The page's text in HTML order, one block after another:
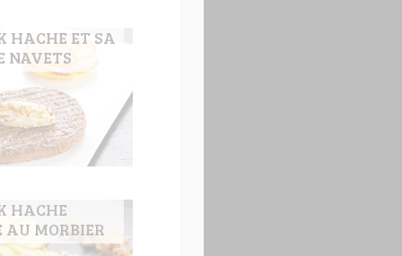
HACHE ET SA
NAVETS
HACHE
AU MORBIER